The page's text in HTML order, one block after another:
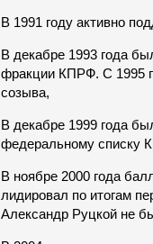
В 1991 году активно
В декабре 1993 года
фракции КПРФ. С 1995
созыва,
В декабре 1999 года
федеральному списку
В ноябре 2000 года
лидировал по итогам
Александр Руцкой не